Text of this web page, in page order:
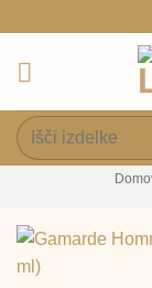
vsebino
Išči: